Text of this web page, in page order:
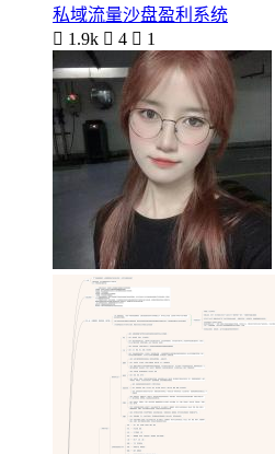
私域流量沙盘盈利系统
 1.9k  4  1